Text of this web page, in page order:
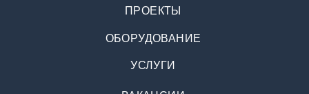
ПРОЕКТЫ
УСЛУГИ
ОБОРУДОВАНИЕ